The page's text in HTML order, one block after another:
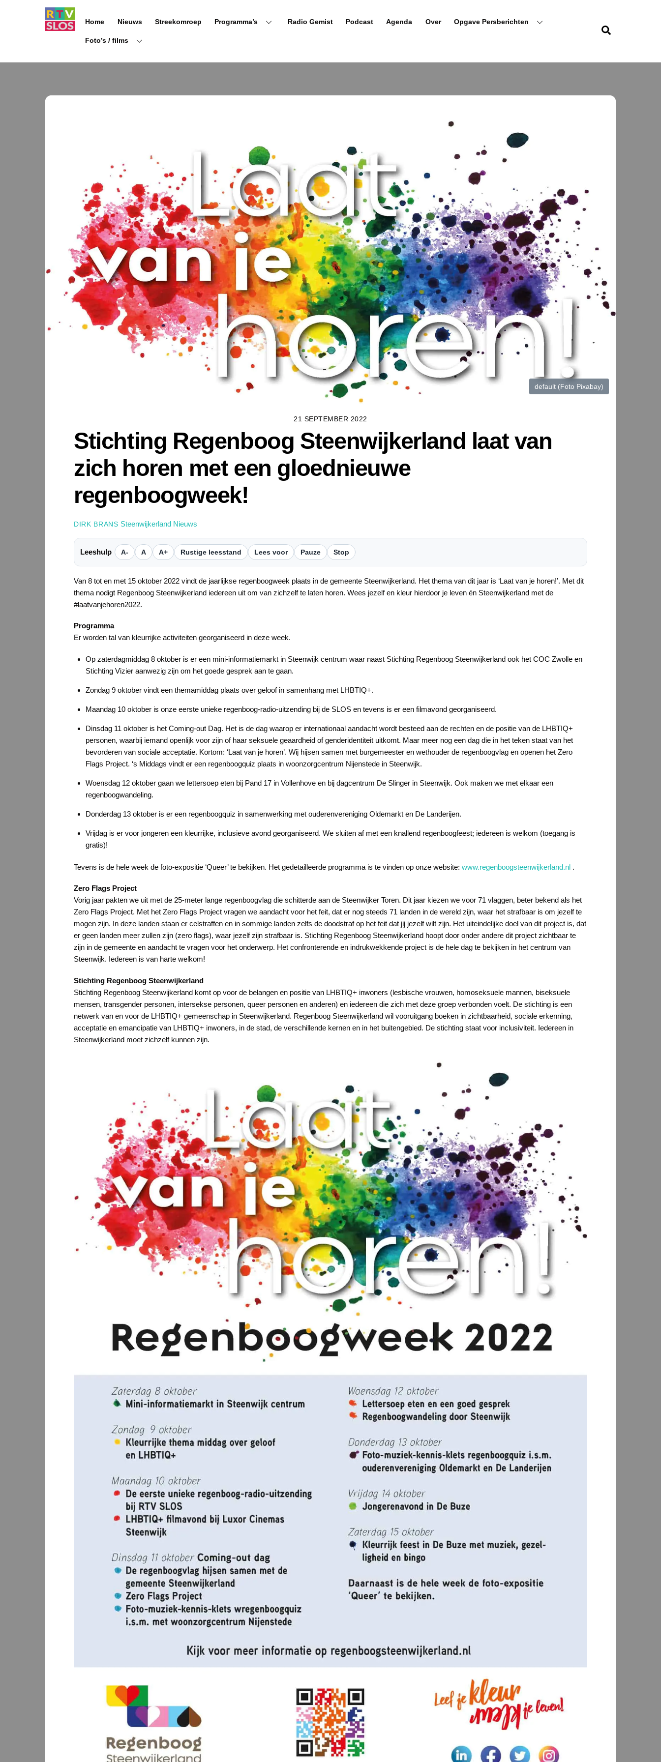
Home Nieuws Streekomroep Programma’s Radio Gemist Podcast Agenda Over Opgave Persberichten
Foto’s / films
default (Foto Pixabay)
21 SEPTEMBER 2022
Stichting Regenboog Steenwijkerland laat van
zich horen met een gloednieuwe
regenboogweek!
DIRK BRANS Steenwijkerland Nieuws
Leeshulp A- A A+ Rustige leesstand Lees voor Pauze Stop
Van 8 tot en met 15 oktober 2022 vindt de jaarlijkse regenboogweek plaats in de gemeente Steenwijkerland. Het thema van dit jaar is ‘Laat van je horen!’. Met dit
thema nodigt Regenboog Steenwijkerland iedereen uit om van zichzelf te laten horen. Wees jezelf en kleur hierdoor je leven én Steenwijkerland met de
#laatvanjehoren2022.
Programma
Er worden tal van kleurrijke activiteiten georganiseerd in deze week.
Op zaterdagmiddag 8 oktober is er een mini-informatiemarkt in Steenwijk centrum waar naast Stichting Regenboog Steenwijkerland ook het COC Zwolle en
Stichting Vizier aanwezig zijn om het goede gesprek aan te gaan.
Zondag 9 oktober vindt een themamiddag plaats over geloof in samenhang met LHBTIQ+.
Maandag 10 oktober is onze eerste unieke regenboog-radio-uitzending bij de SLOS en tevens is er een filmavond georganiseerd.
Dinsdag 11 oktober is het Coming-out Dag. Het is de dag waarop er internationaal aandacht wordt besteed aan de rechten en de positie van de LHBTIQ+
personen, waarbij iemand openlijk voor zijn of haar seksuele geaardheid of genderidentiteit uitkomt. Maar meer nog een dag die in het teken staat van het
bevorderen van sociale acceptatie. Kortom: ‘Laat van je horen’. Wij hijsen samen met burgemeester en wethouder de regenboogvlag en openen het Zero
Flags Project. ‘s Middags vindt er een regenboogquiz plaats in woonzorgcentrum Nijenstede in Steenwijk.
Woensdag 12 oktober gaan we lettersoep eten bij Pand 17 in Vollenhove en bij dagcentrum De Slinger in Steenwijk. Ook maken we met elkaar een
regenboogwandeling.
Donderdag 13 oktober is er een regenboogquiz in samenwerking met ouderenvereniging Oldemarkt en De Landerijen.
Vrijdag is er voor jongeren een kleurrijke, inclusieve avond georganiseerd. We sluiten af met een knallend regenboogfeest; iedereen is welkom (toegang is
gratis)!
Tevens is de hele week de foto-expositie ‘Queer’ te bekijken. Het gedetailleerde programma is te vinden op onze website: www.regenboogsteenwijkerland.nl .
Zero Flags Project
Vorig jaar pakten we uit met de 25-meter lange regenboogvlag die schitterde aan de Steenwijker Toren. Dit jaar kiezen we voor 71 vlaggen, beter bekend als het
Zero Flags Project. Met het Zero Flags Project vragen we aandacht voor het feit, dat er nog steeds 71 landen in de wereld zijn, waar het strafbaar is om jezelf te
mogen zijn. In deze landen staan er celstraffen en in sommige landen zelfs de doodstraf op het feit dat jij jezelf wilt zijn. Het uiteindelijke doel van dit project is, dat
er geen landen meer zullen zijn (zero flags), waar jezelf zijn strafbaar is. Stichting Regenboog Steenwijkerland hoopt door onder andere dit project zichtbaar te
zijn in de gemeente en aandacht te vragen voor het onderwerp. Het confronterende en indrukwekkende project is de hele dag te bekijken in het centrum van
Steenwijk. Iedereen is van harte welkom!
Stichting Regenboog Steenwijkerland
Stichting Regenboog Steenwijkerland komt op voor de belangen en positie van LHBTIQ+ inwoners (lesbische vrouwen, homoseksuele mannen, biseksuele
mensen, transgender personen, intersekse personen, queer personen en anderen) en iedereen die zich met deze groep verbonden voelt. De stichting is een
netwerk van en voor de LHBTIQ+ gemeenschap in Steenwijkerland. Regenboog Steenwijkerland wil vooruitgang boeken in zichtbaarheid, sociale erkenning,
acceptatie en emancipatie van LHBTIQ+ inwoners, in de stad, de verschillende kernen en in het buitengebied. De stichting staat voor inclusiviteit. Iedereen in
Steenwijkerland moet zichzelf kunnen zijn.